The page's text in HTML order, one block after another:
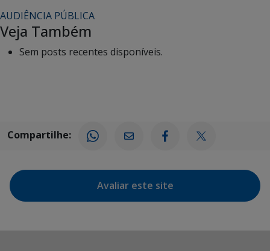
AUDIÊNCIA PÚBLICA
Veja Também
Sem posts recentes disponíveis.
Compartilhe:
Avaliar este site